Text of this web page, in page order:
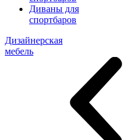
Диваны для
спортбаров
Дизайнерская
мебель